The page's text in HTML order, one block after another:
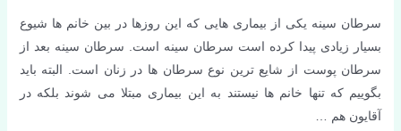
سرطان سینه یکی از بیماری هایی که این روزها در بین خانم ها شیوع
بسیار زیادی پیدا کرده است سرطان سینه است. سرطان سینه بعد از
سرطان پوست از شایع ترین نوع سرطان ها در زنان است. البته باید
بگوییم که تنها خانم ها نیستند به این بیماری مبتلا می شوند بلکه در
آقایون هم …